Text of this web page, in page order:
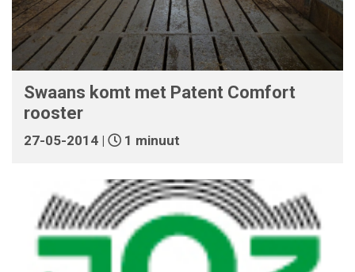
Swaans komt met Patent Comfort
rooster
27-05-2014 | 1 minuut